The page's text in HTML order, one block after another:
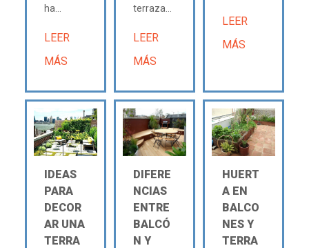
ha...
LEER
MÁS
terraza...
LEER
MÁS
LEER
MÁS
IDEAS
PARA
DECOR
AR UNA
TERRA
DIFERE
NCIAS
ENTRE
BALCÓ
N Y
HUERT
A EN
BALCO
NES Y
TERRA